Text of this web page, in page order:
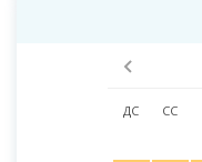
ДС СС